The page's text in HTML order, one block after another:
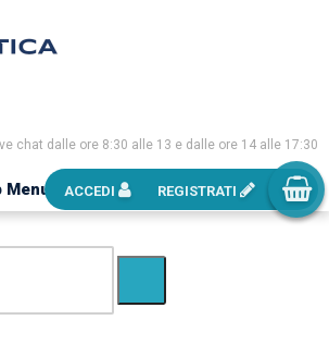
chat dalle ore 8:30 alle 13 e dalle ore 14 alle 17:30
Menu ACCEDI REGISTRATI